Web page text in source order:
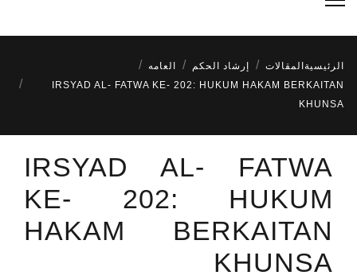
الرئيسية المقالات إرشاد الحكم
العامه
IRSYAD AL- FATWA KE- 202: HUKUM HAKAM BERKAITAN
KHUNSA
IRSYAD AL- FATWA
KE- 202: HUKUM
HAKAM BERKAITAN
KHUNSA